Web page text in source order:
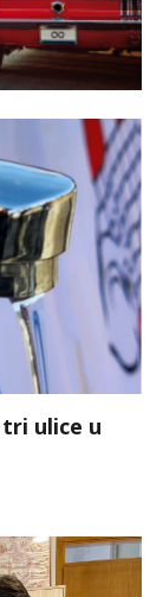
ulice u